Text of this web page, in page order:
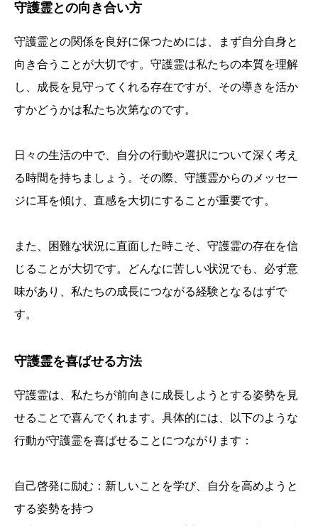
守護霊との向き合い方
守護霊との関係を良好に保つためには、まず自分自身と
向き合うことが大切です。守護霊は私たちの本質を理解
し、成長を見守ってくれる存在ですが、その導きを活か
すかどうかは私たち次第なのです。
日々の生活の中で、自分の行動や選択について深く考え
る時間を持ちましょう。その際、守護霊からのメッセー
ジに耳を傾け、直感を大切にすることが重要です。
また、困難な状況に直面した時こそ、守護霊の存在を信
じることが大切です。どんなに苦しい状況でも、必ず意
味があり、私たちの成長につながる経験となるはずで
す。
守護霊を喜ばせる方法
守護霊は、私たちが前向きに成長しようとする姿勢を見
せることで喜んでくれます。具体的には、以下のような
行動が守護霊を喜ばせることにつながります：
自己啓発に励む：新しいことを学び、自分を高めようと
する姿勢を持つ